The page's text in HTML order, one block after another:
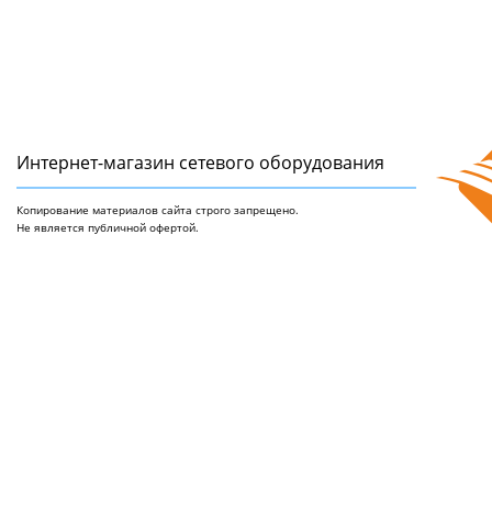
Интернет-магазин сетeвого оборудования
Копирование материалов сайта строго запрещено.
Не является публичной офертой.